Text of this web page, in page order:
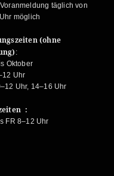
täglich von
möglich
(ohne
:
Oktober
Uhr
Uhr, 14–16 Uhr
:
FR 8–12 Uhr